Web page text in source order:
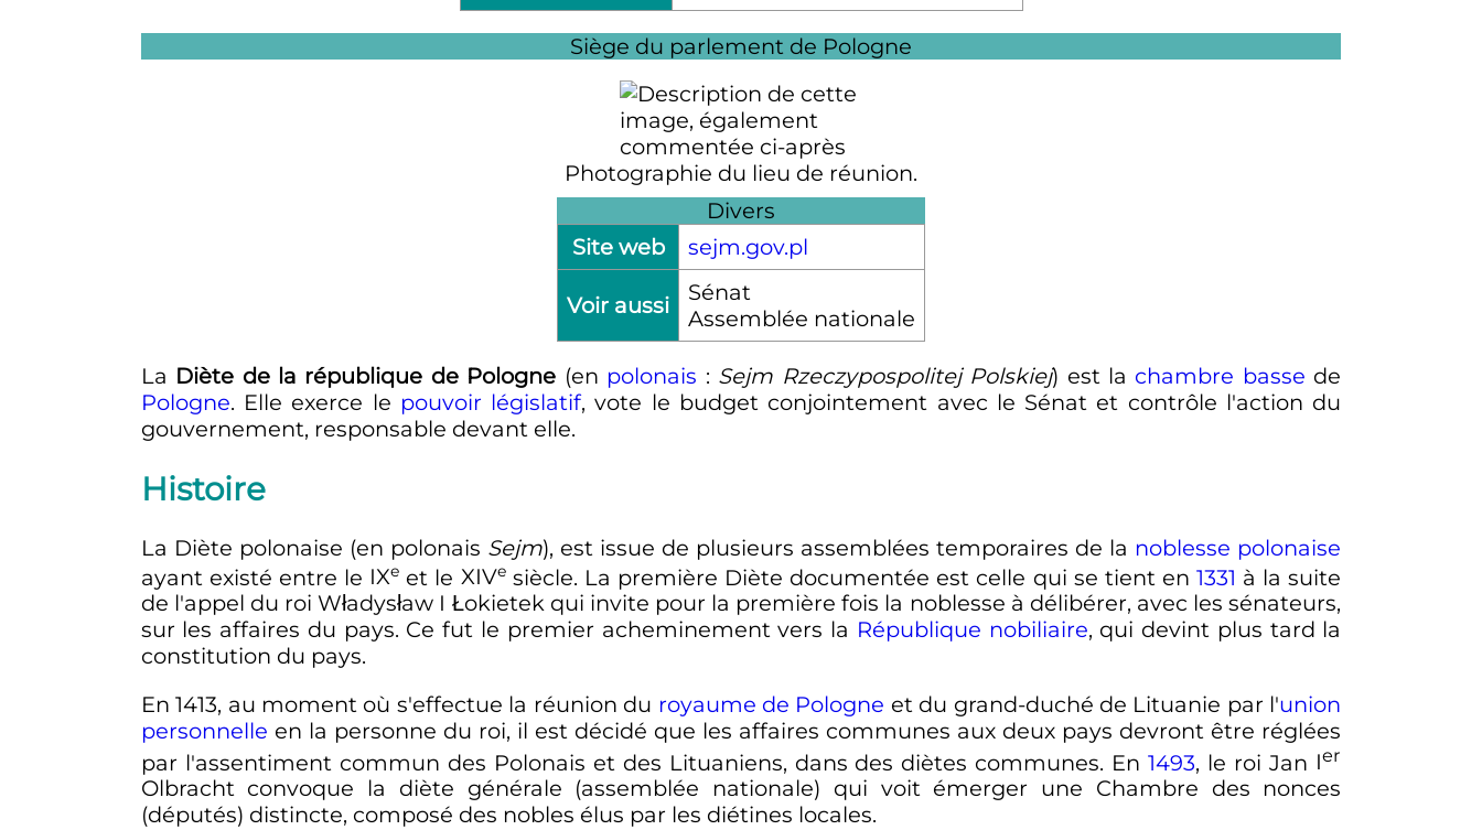
Siège du parlement de Pologne
Photographie du lieu de réunion.
Divers
Site web
sejm.gov.pl
Voir aussi
Sénat
Assemblée nationale
La Diète de la république de Pologne (en polonais : Sejm Rzeczypospolitej Polskiej) est la chambre basse de
Pologne. Elle exerce le pouvoir législatif, vote le budget conjointement avec le Sénat et contrôle l'action du
gouvernement, responsable devant elle.
Histoire
La Diète polonaise (en polonais Sejm), est issue de plusieurs assemblées temporaires de la noblesse polonaise
ayant existé entre le IXe et le XIVe siècle. La première Diète documentée est celle qui se tient en 1331 à la suite
de l'appel du roi Władysław I Łokietek qui invite pour la première fois la noblesse à délibérer, avec les sénateurs,
sur les affaires du pays. Ce fut le premier acheminement vers la République nobiliaire, qui devint plus tard la
constitution du pays.
En 1413, au moment où s'effectue la réunion du royaume de Pologne et du grand-duché de Lituanie par l'union
personnelle en la personne du roi, il est décidé que les affaires communes aux deux pays devront être réglées
par l'assentiment commun des Polonais et des Lituaniens, dans des diètes communes. En1493, le roi Jan Ier
Olbracht convoque la diète générale (assemblée nationale) qui voit émerger une Chambre des nonces
(députés) distincte, composé des nobles élus par les diétines locales.